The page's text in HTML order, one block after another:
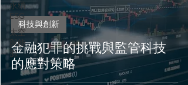
永續
ESG
太空
與能
源
金融犯罪的挑戰與監管科技
的應對策略
科技與創新